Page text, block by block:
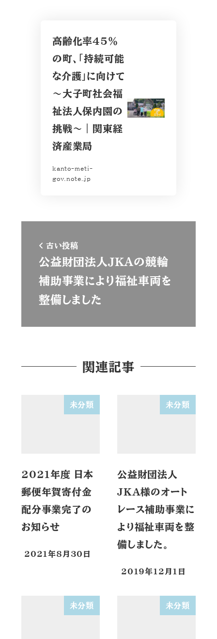
高齢化率45％
の町、「持続可能
な介護」に向けて
～大子町社会福
祉法人保内園の
挑戦～｜関東経
済産業局
kanto-meti-
gov.note.jp
古い投稿
公益財団法人ＪＫＡの競輪
補助事業により福祉車両を
整備しました
関連記事
未分類
2021年度 日本
郵便年賀寄付金
配分事業完了の
お知らせ
2021年8月30日
未分類
公益財団法人
JKA様のオート
レース補助事業に
より福祉車両を整
備しました。
2019年12月1日
未分類 未分類